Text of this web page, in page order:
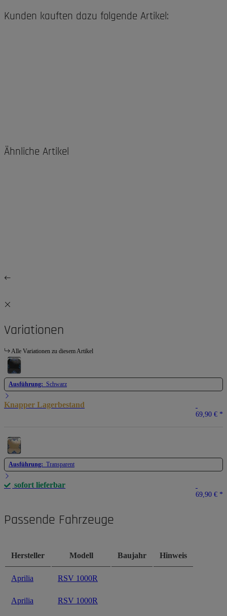
Kunden kauften dazu folgende Artikel:
Ähnliche Artikel
Variationen
Alle Variationen zu diesem Artikel
Ausführung: Schwarz
Knapper Lagerbestand
69,90 € *
Ausführung: Transparent
sofort lieferbar
69,90 € *
Passende Fahrzeuge
Hersteller Modell Baujahr Hinweis
Aprilia RSV 1000R
Aprilia RSV 1000R